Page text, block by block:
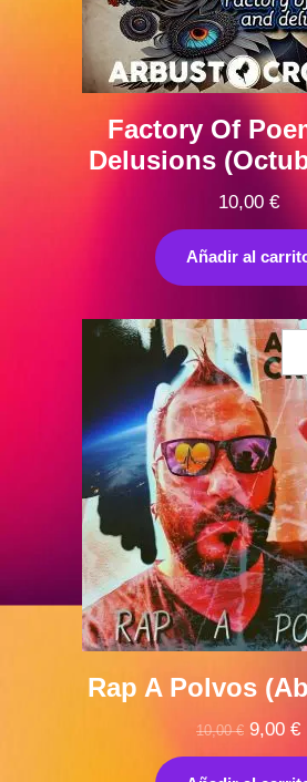
Factory Of
Delusions
10,00 €
Añadir al
Rap A Polvos
10,00€ El
precio
9,00 €El